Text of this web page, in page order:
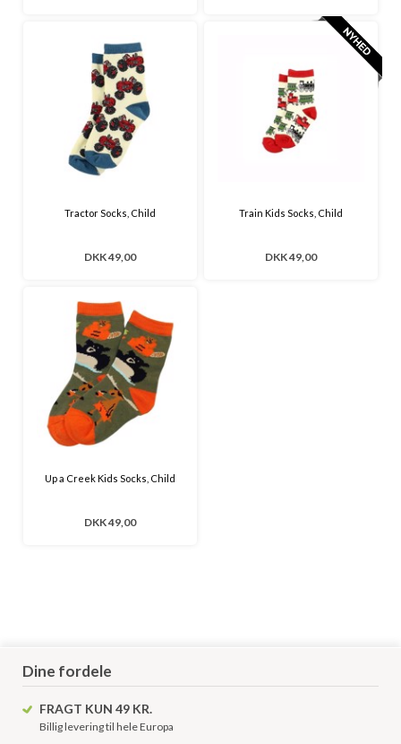
Tractor Socks, Child
DKK 49,00
Train Kids Socks, Child
DKK 49,00
Up a Creek Kids Socks, Child
DKK 49,00
Dine fordele
FRAGT KUN 49 KR.
Billig levering til hele Europa